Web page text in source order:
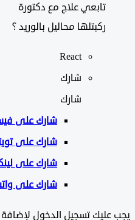
تابعي علاج مع دكتورة
ركبتلها محاليل بالوريد ؟
React
شارك
شارك علىفيسبوك
شارك على تويتر
شارك على لينكد إن
شارك على واتس آب
تسجيل الدخول لإضافة إجابة.